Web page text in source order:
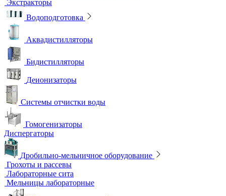
Иономеры
Кислородомеры
Кондуктометры
Лабораторные электроды
Мультипараметровые приборы
ОВП-метры
Оксиметры
Промышленные электроды
Перемешивающие устройства
Верхнеприводные мешалки
Магнитные мешалки
Центрифуги
Шейкеры и Встряхиватели (вортексы)
Экстракторы
Водоподготовка
Аквадистилляторы
Бидистилляторы